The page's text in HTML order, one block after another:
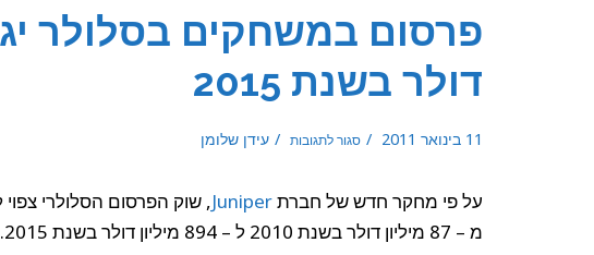
דולר בשנת 2015
11 בינואר 2011 סגור לתגובות פרסום
במשחקים
900
דולר
בשנת
עידן שלומן
על פי מחקר חדש של חברתJuniper
מ – 87 מיליון דולר בשנת 2010 ל – 894 מיליון דולר בשנת 2015.